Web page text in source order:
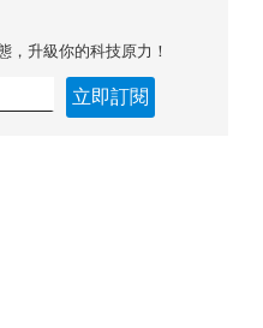
，升級你的科技原力！
立即訂閱